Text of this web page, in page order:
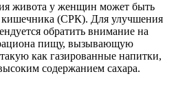
живота у женщин может быть
кишечника (СРК). Для улучшения
обратить внимание на
пищу, вызывающую
как газированные напитки,
содержанием сахара.